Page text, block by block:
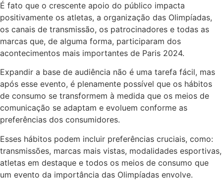
É fato que o crescente apoio do público impacta
positivamente os atletas, a organização das Olimpíadas,
os canais de transmissão, os patrocinadores e todas as
marcas que, de alguma forma, participaram dos
acontecimentos mais importantes de Paris 2024.
Expandir a base de audiência não é uma tarefa fácil, mas
após esse evento, é plenamente possível que os hábitos
de consumo se transformem à medida que os meios de
comunicação se adaptam e evoluem conforme as
preferências dos consumidores.
Esses hábitos podem incluir preferências cruciais, como:
transmissões, marcas mais vistas, modalidades esportivas,
atletas em destaque e todos os meios de consumo que
um evento da importância das Olimpíadas envolve.